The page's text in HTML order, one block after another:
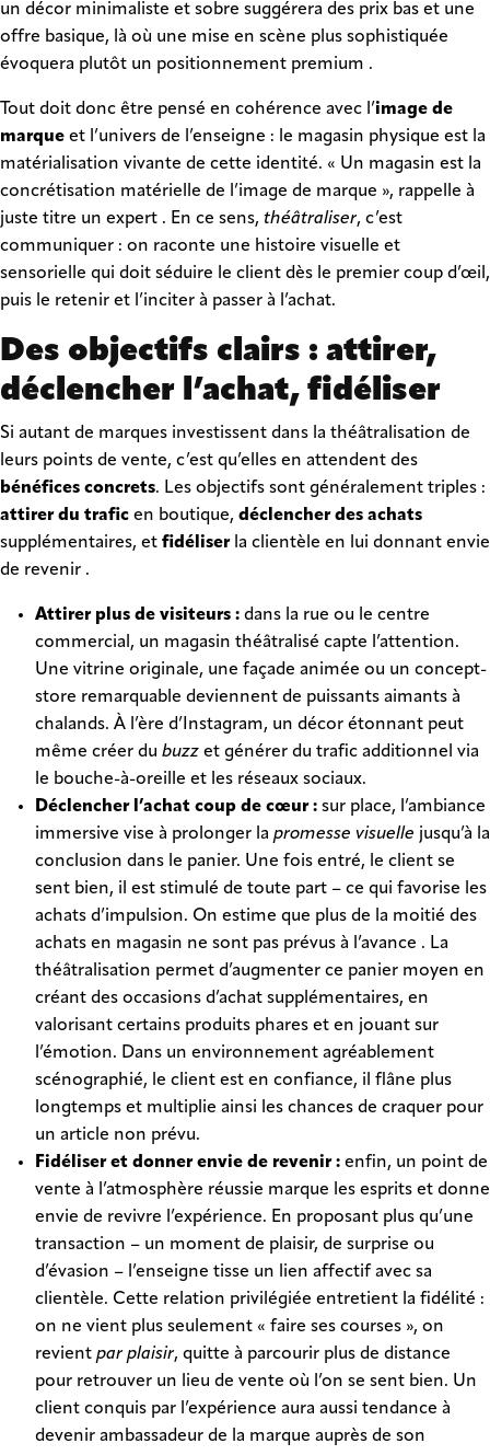
un décor minimaliste et sobre suggérera des prix bas et une
offre basique, là où une mise en scène plus sophistiquée
évoquera plutôt un positionnement premium .
Tout doit donc être pensé en cohérence avec l’image de
marque et l’univers de l’enseigne : le magasin physique est la
matérialisation vivante de cette identité. « Un magasin est la
concrétisation matérielle de l’image de marque », rappelle à
juste titre un expert . En ce sens, théâtraliser, c’est
communiquer : on raconte une histoire visuelle et
sensorielle qui doit séduire le client dès le premier coup d’œil,
puis le retenir et l’inciter à passer à l’achat.
Des objectifs clairs : attirer,
déclencher l’achat, fidéliser
Si autant de marques investissent dans la théâtralisation de
leurs points de vente, c’est qu’elles en attendent des
bénéfices concrets. Les objectifs sont généralement triples :
attirer du trafic en boutique, déclencher des achats
supplémentaires, et fidéliserla clientèle en lui donnant envie
de revenir .
Attirer plus de visiteurs : dans la rue ou le centre
commercial, un magasin théâtralisé capte l’attention.
Une vitrine originale, une façade animée ou un concept-
store remarquable deviennent de puissants aimants à
chalands. À l’ère d’Instagram, un décor étonnant peut
même créer du buzz et générer du trafic additionnel via
le bouche-à-oreille et les réseaux sociaux.
Déclencher l’achat coup de cœur : sur place, l’ambiance
immersive vise à prolonger la promesse visuelle jusqu’à la
conclusion dans le panier. Une fois entré, le client se
sent bien, il est stimulé de toute part – ce qui favorise les
achats d’impulsion. On estime que plus de la moitié des
achats en magasin ne sont pas prévus à l’avance . La
théâtralisation permet d’augmenter ce panier moyen en
créant des occasions d’achat supplémentaires, en
valorisant certains produits phares et en jouant sur
l’émotion. Dans un environnement agréablement
scénographié, le client est en confiance, il flâne plus
longtemps et multiplie ainsi les chances de craquer pour
un article non prévu.
Fidéliser et donner envie de revenir : enfin, un point de
vente à l’atmosphère réussie marque les esprits et donne
envie de revivre l’expérience. En proposant plus qu’une
transaction – un moment de plaisir, de surprise ou
d’évasion – l’enseigne tisse un lien affectif avec sa
clientèle. Cette relation privilégiée entretient la fidélité :
on ne vient plus seulement « faire ses courses », on
revient par plaisir, quitte à parcourir plus de distance
pour retrouver un lieu de vente où l’on se sent bien. Un
client conquis par l’expérience aura aussi tendance à
devenir ambassadeur de la marque auprès de son